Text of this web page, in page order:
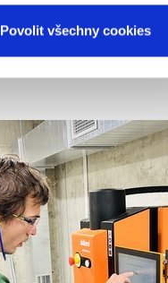
Povolit všechny cookies